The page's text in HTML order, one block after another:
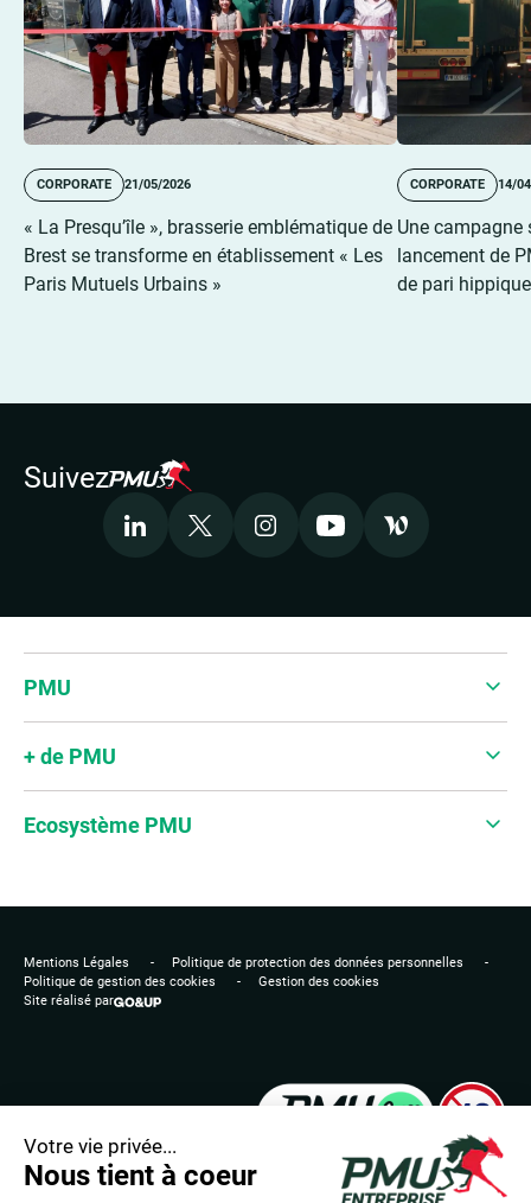
CORPORATE 21/05/2026
« La Presqu’île », brasserie emblématique de
Brest se transforme en établissement « Les
Paris Mutuels Urbains »
CORPORATE 14/
Une campagne
lancement de
de pari
Suivez
Accepter les cookies pour voir la vidéo
PMU
+ de PMU
Ecosystème PMU
Mentions Légales
Politique de protection des données personnelles
Politique de gestion des cookies
Gestion des cookies
Site réalisé par